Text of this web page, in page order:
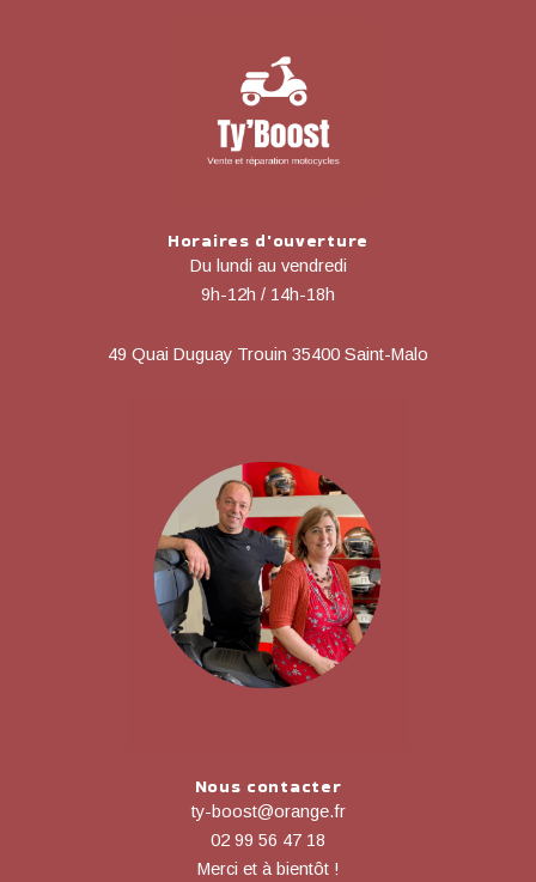
Horaires d'ouverture
Du lundi au vendredi
9h-12h / 14h-18h
49 Quai Duguay Trouin 35400 Saint-Malo
Nous contacter
ty-boost@orange.fr
02 99 56 47 18
Merci et à bientôt !